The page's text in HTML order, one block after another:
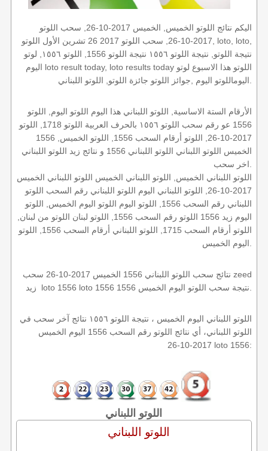
اليكم نتائج اللوتو الخميس, الخميس 2017-10-26, سحب اللوتو
2017-10-26, سحب اللوتو 2017 26 تشرين الأول اللوتو, loto, loto,
نتيجة اللوتو, نتيجة اللوتو ١٥٥٦ نتيجة اللوتو 1556, اللوتو ١٥٥٦, لوتو
اليوم loto result today, loto results today اللوتو هذا الاسبوع لوتو
الأرقام الستة الاساسية, اللوتو اللبناني هذا اليوم اللوتو اليوم, اللوتو
1556 عو رقم سحب اللوتو ١٥٥٦ بالحرف العربية اللوتو 1718, اللوتو
2017-10-26, اللوتو أرقام السحب 1556, اللوتو الخميس, 1556
الخميس اللوتو اللبناني اللوتو اللبناني 1556 و نتائج زيد اللوتو اللبناني
اللوتو اللبناني الخميس, اللوتو اللبناني الخميس اللوتو اللبناني الخميس
2017-10-26, اللوتو اللبناني اليوم اللوتو اللبناني رقم السحب اللوتو
اللبناني رقم السحب 1556, اللوتو اليوم اللوتو اليوم الخميس, اللوتو
اليوم زيد 1556 اللوتو رقم السحب 1556, اللوتو لبنان اللوتو من لبنان,
اللوتو أرقام السحب 1715, اللوتو اللبناني أرقام السحب 1556, اللوتو
نتائج سحب اللوتو اللبناني 1556 الخميس 2017-10-26 سحب zeed
اللوتو اللبناني اليوم الخميس ، نتيجة اللوتو ١٥٥٦ نتائج آخر سحب في
اللوتو اللبناني، أي نتائج اللوتو رقم السحب 1556 اليوم الخميس
2017-10-26 loto 1556:
اللوتو اللبناني
اللوتو اللبناني